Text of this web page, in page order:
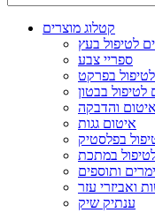
קטלוג מוצרים
לטיפול בעץ
ספריי צבע
בפרקט
לטיפול בבטון
והדבקה
איטום גגות
בפלסטיק
במתכת
ותוספים
ואביזרי עזר
ענתיק שיק